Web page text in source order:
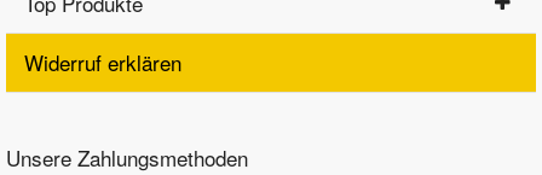
Widerruf erklären
Unsere Zahlungsmethoden